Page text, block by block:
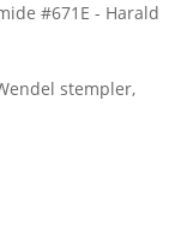
#671E - Harald
stempler,